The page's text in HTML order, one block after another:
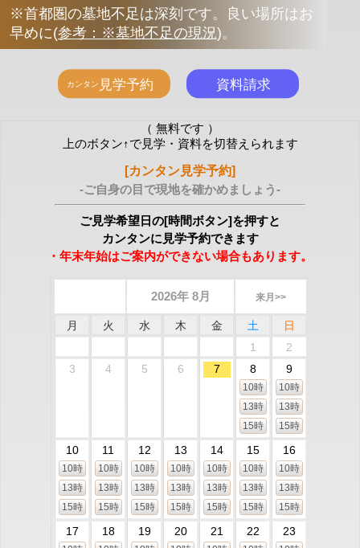
※首都圏の墓地不足は深刻です。良い場所はお
早めに(参考：※墓地不足の現況)。
（ 無料です ）
上のボタン↑で見学・資料を切替えられます
[カンタン見学予約]
-ご自身の目で現地を確かめましょう-
ご見学希望日の[時間ボタン]を押すと
カンタンに見学予約できます
・年末年始はご案内ができない場合もあります。
2026年 8月 来月>>
月 火 水 木 金 土
日
1
2
3
4 5 6 7 8
10時
13時
15時
9
10時
13時
15時
10
10時
13時
15時
11
10時
13時
15時
12
10時
13時
15時
13
10時
13時
15時
14
10時
13時
15時
15
10時
13時
15時
16
10時
13時
15時
17 18 19 20 21 22 23